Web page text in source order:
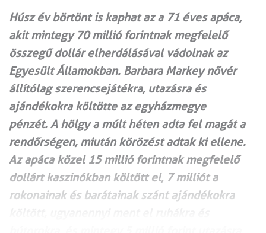
Húsz év börtönt is kaphat az a 71 éves apáca,
akit mintegy 70 millió forintnak megfelelő
összegű dollár elherdálásával vádolnak az
Egyesült Államokban. Barbara Markey nővér
állítólag szerencsejátékra, utazásra és
ajándékokra költötte az egyházmegye
pénzét. A hölgy a múlt héten adta fel magát a
rendőrségen, miután körözést adtak ki ellene.
Az apáca közel 15 millió forintnak megfelelő
dollárt kaszinókban költött el, 7 milliót a
rokonainak és barátainak szánt ajándékokra